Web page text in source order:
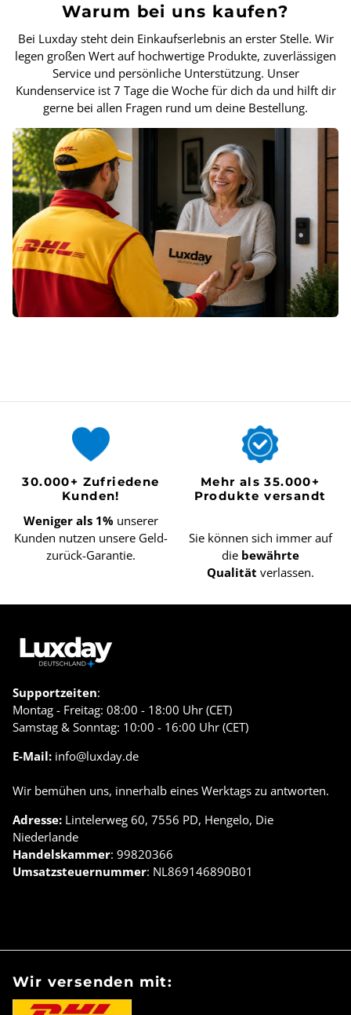
Warum bei uns kaufen?
Bei Luxday steht dein Einkaufserlebnis an erster Stelle. Wir
legen großen Wert auf hochwertige Produkte, zuverlässigen
Service und persönliche Unterstützung. Unser
Kundenservice ist 7 Tage die Woche für dich da und hilft dir
gerne bei allen Fragen rund um deine Bestellung.
30.000+ Zufriedene
Kunden!
Weniger als 1% unserer
Kunden nutzen unsere Geld-
zurück-Garantie.
Mehr als 35.000+
Produkte versandt
Sie können sich immer auf
die bewährte
Qualität verlassen.
Supportzeiten:
Montag - Freitag: 08:00 - 18:00 Uhr (CET)
Samstag & Sonntag: 10:00 - 16:00 Uhr (CET)
E-Mail: info@luxday.de
Wir bemühen uns, innerhalb eines Werktags zu antworten.
Adresse: Lintelerweg 60, 7556 PD, Hengelo, Die
Niederlande
Handelskammer: 99820366
Umsatzsteuernummer: NL869146890B01
Wir versenden mit: